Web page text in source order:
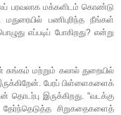
பரவலாக மக்களிடம் கொண்டு
பணிபுரிந்த நீங்கள்
எப்படிப் போகிறது? என்று
மற்றும் கலால் துறையில்
பேரப் பிள்ளைகளைக்
தொடர்பு இருக்கிறது. "வடக்கு
சிறுகதைகளைத்